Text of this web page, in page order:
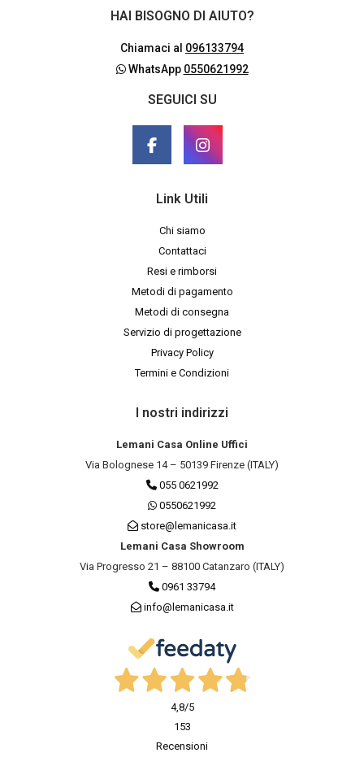
HAI BISOGNO DI AIUTO?
Chiamaci al 096133794
WhatsApp 0550621992
SEGUICI SU
Link Utili
Chi siamo
Contattaci
Resi e rimborsi
Metodi di pagamento
Metodi di consegna
Servizio di progettazione
Privacy Policy
Termini e Condizioni
I nostri indirizzi
Lemani Casa Online Uffici
Via Bolognese 14 – 50139 Firenze (ITALY)
055 0621992
0550621992
store@lemanicasa.it
Lemani Casa Showroom
Via Progresso 21 – 88100 Catanzaro (ITALY)
0961 33794
info@lemanicasa.it
4,8/5
153
Recensioni